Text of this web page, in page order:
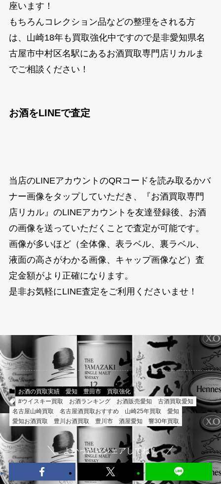
座います！
もちろんコレクション品などの整理をされる方
は、山崎18年も買取強化中ですので是非愛知県名
古屋市中村区名駅にあるお酒買取専門店リカルま
でご相談ください！
お酒をLINEで査定
当店のLINEアカウントのQRコードを読み取るかバ
ナー画像をタップしていただき、『お酒買取専門
店リカル』のLINEアカウントを友達登録後、お酒
の画像を送っていただくことで査定が可能です。
画像が多いほど（全体像、表ラベル、裏ラベル、
液面の高さがわかる画像、キャップ画像など）査
定金額がより正確になります。
是非お気軽にLINE査定をご利用くださいませ！
お酒の買取実績 愛知 豊田市
買取強化
#ウイスキー買取
お酒ランキング お酒販売愛知
古酒買取愛知
名古屋山崎買取
名古屋酒買取おすすめ 山崎25年買取
愛知
愛知お酒買取
豊川お酒買取 豊川市 酒屋愛知 響30年買取
よかったらシェアしてね！